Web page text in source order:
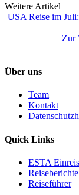
Weitere Artikel
USA Reise im
Zur
Über uns
Team
Kontakt
Quick Links
ESTA
Reiseberichte
Reiseführer